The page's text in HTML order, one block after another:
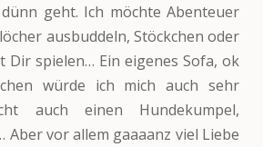
geht. Ich möchte Abenteuer
ausbuddeln, Stöckchen oder
Dir spielen… Ein eigenes Sofa, ok
würde ich mich auch sehr
auch einen Hundekumpel,
Aber vor allem gaaaanz viel Liebe